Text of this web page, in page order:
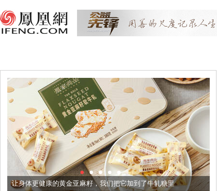
健康的黄金亚麻籽，我们把它加到了牛轧糖里 被列入佛家